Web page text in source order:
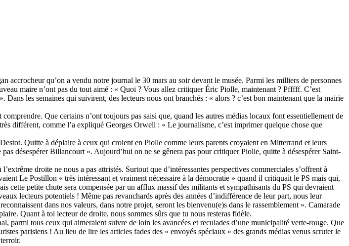
qu’on a vendu notre journal le 30 mars au soir devant le musée. Parmi les milliers de personnes
maire n’ont pas du tout aimé : « Quoi ? Vous allez critiquer Éric Piolle, maintenant ? Pfffff. C’est
les semaines qui suivirent, des lecteurs nous ont branchés : « alors ? c’est bon maintenant que la mairie
Que certains n’ont toujours pas saisi que, quand les autres médias locaux font essentiellement de
différent, comme l’a expliqué Georges Orwell : « Le journalisme, c’est imprimer quelque chose que
Quitte à déplaire à ceux qui croient en Piolle comme leurs parents croyaient en Mitterrand et leurs
désespérer Billancourt ». Aujourd’hui on ne se gênera pas pour critiquer Piolle, quitte à désespérer Saint-
droite ne nous a pas attristés. Surtout que d’intéressantes perspectives commerciales s’offrent à
Le Postillon « très intéressant et vraiment nécessaire à la démocratie » quand il critiquait le PS mais qui,
petite chute sera compensée par un afflux massif des militants et sympathisants du PS qui devraient
lecteurs potentiels ! Même pas revanchards après des années d’indifférence de leur part, nous leur
dans nos valeurs, dans notre projet, seront les bienvenu(e)s dans le rassemblement ». Camarade
Quant à toi lecteur de droite, nous sommes sûrs que tu nous resteras fidèle.
parmi tous ceux qui aimeraient suivre de loin les avancées et reculades d’une municipalité verte-rouge. Que
parisiens ! Au lieu de lire les articles fades des « envoyés spéciaux » des grands médias venus scruter le